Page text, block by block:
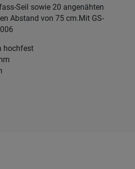
Seil sowie 20 angenähten
Abstand von 75 cm.Mit GS-
hochfest